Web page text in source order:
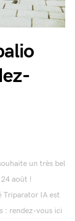
un très bel
août !
Triparator IA est
: rendez-vous ici